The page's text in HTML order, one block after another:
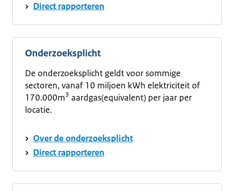
Direct rapporteren
Onderzoeksplicht
De onderzoeksplicht geldt voor sommige
sectoren, vanaf 10 miljoen kWh elektriciteit of
170.000m3 aardgas(equivalent) per jaar per
locatie.
Over de onderzoeksplicht
Direct rapporteren